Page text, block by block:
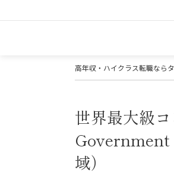
高年収・ハイクラス転職なら
世界最大級
Government
域）